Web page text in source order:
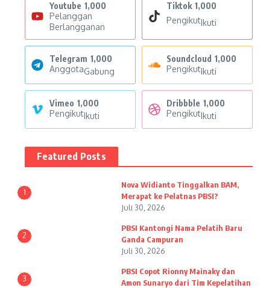
Youtube 1,000
Pelanggan
Berlangganan
Tiktok 1,000
PengikutIkuti
Telegram 1,000
AnggotaGabung
Soundcloud 1,000
PengikutIkuti
Vimeo 1,000
PengikutIkuti
Dribbble 1,000
PengikutIkuti
Featured Posts
1
Nova Widianto Tinggalkan BAM,
Merapat ke Pelatnas PBSI?
Juli 30, 2026
2
PBSI Kantongi Nama Pelatih Baru
Ganda Campuran
Juli 30, 2026
3
PBSI Copot Rionny Mainaky dan
Amon Sunaryo dari Tim Kepelatihan